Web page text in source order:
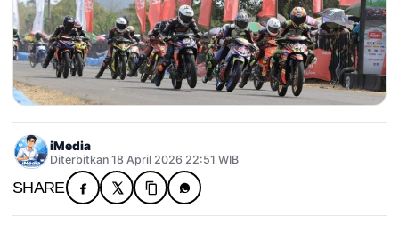
iMedia
Diterbitkan 18 April 2026 22:51 WIB
SHARE